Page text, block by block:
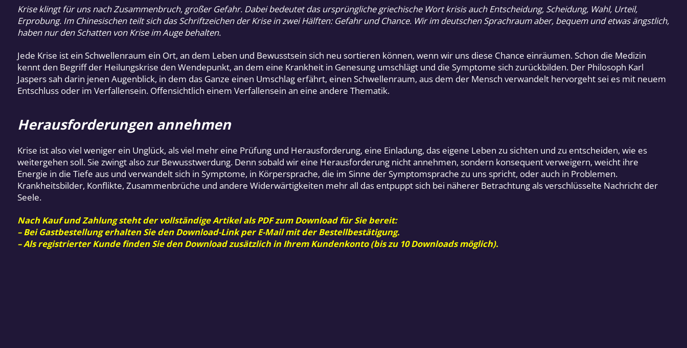
Krise klingt für uns nach Zusammenbruch, großer Gefahr. Dabei bedeutet das ursprüngliche griechische Wort krisis auch Entscheidung, Scheidung, Wahl, Urteil,
Erprobung. Im Chinesischen teilt sich das Schriftzeichen der Krise in zwei Hälften: Gefahr und Chance. Wir im deutschen Sprachraum aber, bequem und etwas ängstlich,
haben nur den Schatten von Krise im Auge behalten.
Jede Krise ist ein Schwellenraum ein Ort, an dem Leben und Bewusstsein sich neu sortieren können, wenn wir uns diese Chance einräumen. Schon die Medizin
kennt den Begriff der Heilungskrise den Wendepunkt, an dem eine Krankheit in Genesung umschlägt und die Symptome sich zurückbilden. Der Philosoph Karl
Jaspers sah darin jenen Augenblick, in dem das Ganze einen Umschlag erfährt, einen Schwellenraum, aus dem der Mensch verwandelt hervorgeht sei es mit neuem
Entschluss oder im Verfallensein. Offensichtlich einem Verfallensein an eine andere Thematik.
Herausforderungen annehmen
Krise ist also viel weniger ein Unglück, als viel mehr eine Prüfung und Herausforderung, eine Einladung, das eigene Leben zu sichten und zu entscheiden, wie es
weitergehen soll. Sie zwingt also zur Bewusstwerdung. Denn sobald wir eine Herausforderung nicht annehmen, sondern konsequent verweigern, weicht ihre
Energie in die Tiefe aus und verwandelt sich in Symptome, in Körpersprache, die im Sinne der Symptomsprache zu uns spricht, oder auch in Problemen.
Krankheitsbilder, Konflikte, Zusammenbrüche und andere Widerwärtigkeiten mehr all das entpuppt sich bei näherer Betrachtung als verschlüsselte Nachricht der
Seele.
Nach Kauf und Zahlung steht der vollständige Artikel als PDF zum Download für Sie bereit:
– Bei Gastbestellung erhalten Sie den Download-Link per E-Mail mit der Bestellbestätigung.
– Als registrierter Kunde finden Sie den Download zusätzlich in Ihrem Kundenkonto (bis zu 10 Downloads möglich).